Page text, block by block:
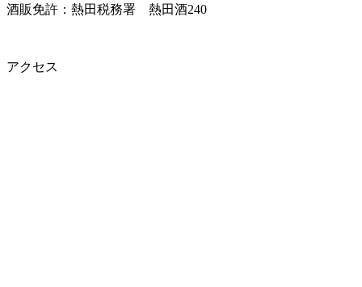
酒販免許：熱田税務署 熱田酒240
アクセス